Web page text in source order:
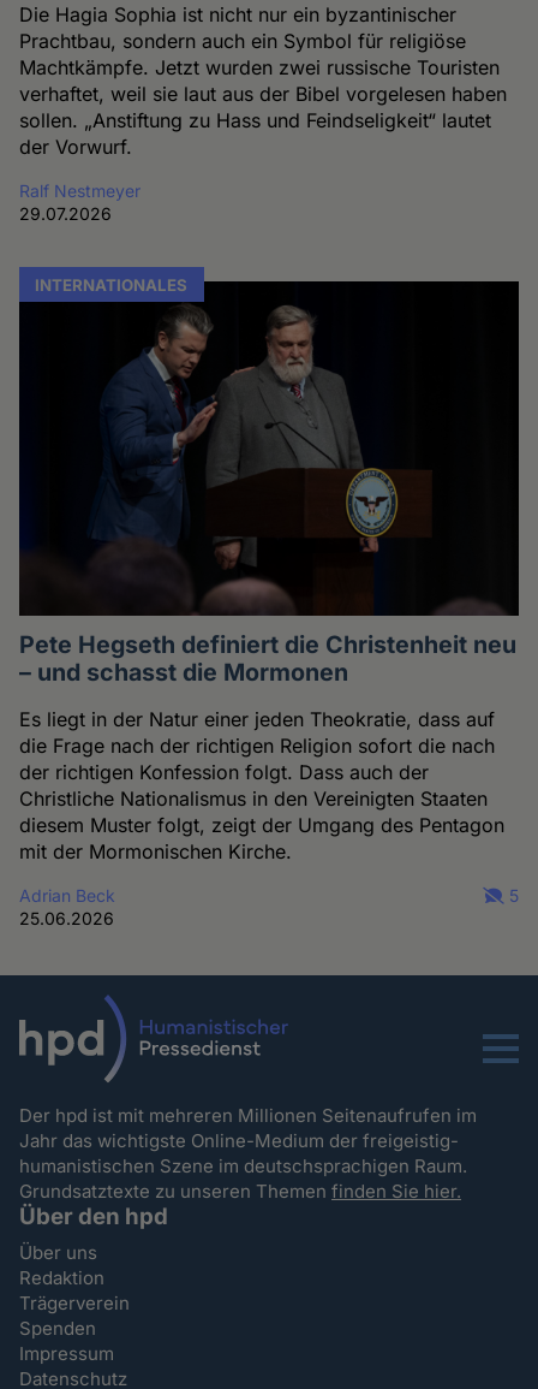
Die Hagia Sophia ist nicht nur ein byzantinischer
Prachtbau, sondern auch ein Symbol für religiöse
Machtkämpfe. Jetzt wurden zwei russische Touristen
verhaftet, weil sie laut aus der Bibel vorgelesen haben
sollen. „Anstiftung zu Hass und Feindseligkeit“ lautet
der Vorwurf.
Ralf Nestmeyer
29.07.2026
INTERNATIONALES
Pete Hegseth definiert die Christenheit neu
– und schasst die Mormonen
Es liegt in der Natur einer jeden Theokratie, dass auf
die Frage nach der richtigen Religion sofort die nach
der richtigen Konfession folgt. Dass auch der
Christliche Nationalismus in den Vereinigten Staaten
diesem Muster folgt, zeigt der Umgang des Pentagon
mit der Mormonischen Kirche.
Adrian Beck
25.06.2026
5
Menu
Der hpd ist mit mehreren Millionen Seitenaufrufen im
Jahr das wichtigste Online-Medium der freigeistig-
humanistischen Szene im deutschsprachigen Raum.
Grundsatztexte zu unseren Themenfinden Sie hier.
Über den hpd
Über uns
Redaktion
Trägerverein
Spenden
Impressum
Datenschutz